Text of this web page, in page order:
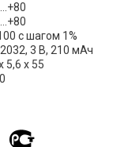
с шагом 1%
3 В, 210 мАч
5,6 х 55